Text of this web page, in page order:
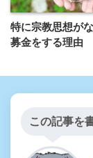
特に宗教思想が
募金をする理由
この記事を